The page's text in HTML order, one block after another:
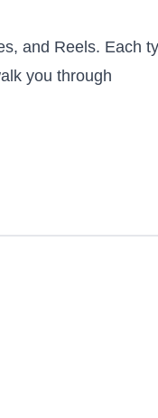
and Reels. Each
you through